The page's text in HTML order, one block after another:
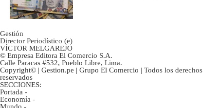
Gestión
Director Periodístico (e)
VÍCTOR MELGAREJO
© Empresa Editora El Comercio S.A.
Calle Paracas #532, Pueblo Libre, Lima.
Copyright© | Gestion.pe | Grupo El Comercio | Todos los derechos
reservados
SECCIONES:
Portada -
Economía -